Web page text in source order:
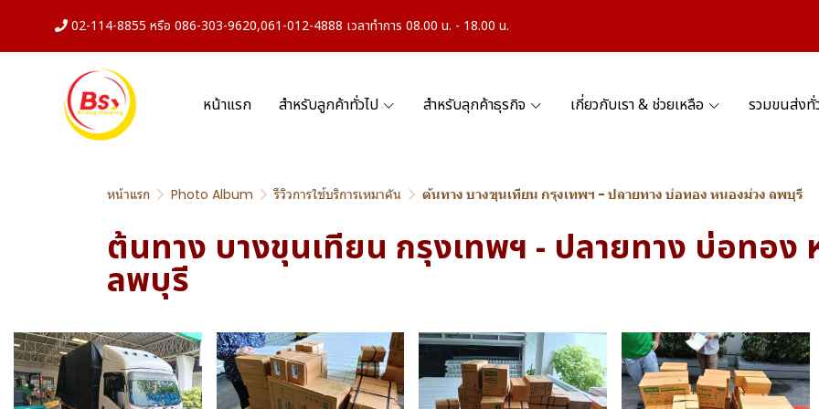
02-114-8855 หรือ 086-303-9620,061-012-4888 เวลาทำการ 08.00 น. - 18.00 น.
หน้าแรก สำหรับลูกค้าทั่วไป สำหรับลุกค้าธุรกิจ เกี่ยวกับเรา & ช่วยเหลือ รวมขนส่งทั่
หน้าแรก Photo Album รีวิวการใช้บริการเหมาคัน ต้นทาง บางขุนเทียน กรุงเทพฯ - ปลายทาง บ่อทอง หนองม่วง ลพบุรี
ต้นทาง บางขุนเทียน กรุงเทพฯ - ปลายทาง บ่อทอง
ลพบุรี